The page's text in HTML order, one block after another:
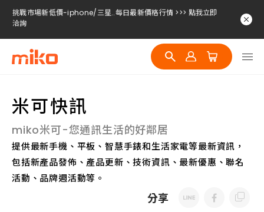
挑戰市場新低價-iphone/三星..每日最新價格行情 >>> 點我立即
洽詢
挑戰市場新低價-iphone/三星..每日最新價格行情 >>> 點我立即
洽詢
挑戰市場新低價-iphone/三星..每日最新價格行情 >>> 點我立即
米可快訊
miko米可-您通訊生活的好鄰居
提供最新手機、平板、智慧手錶和生活家電等最新資訊，
包括新產品發佈、產品更新、技術資訊、最新優惠、聯名
活動、品牌週活動等。
分享